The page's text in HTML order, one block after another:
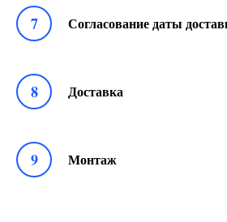
7 Согласование даты
8 Доставка
9 Монтаж